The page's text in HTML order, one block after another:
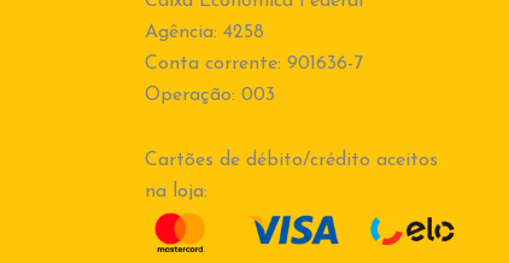
Agência: 4258
Conta corrente: 901636-7
Operação: 003
Cartões de débito/crédito aceitos
na loja: